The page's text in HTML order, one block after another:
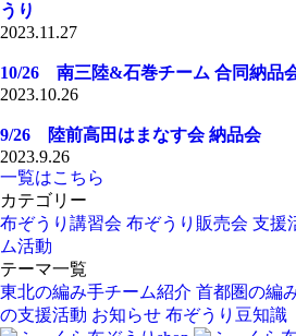
うり
2023.11.27
10/26 南三陸&石巻チーム 合同納品
2023.10.26
9/26 陸前高田はまなす会 納品会
2023.9.26
一覧はこちら
カテゴリー
布ぞうり講習会 布ぞうり販売会 支援
ム活動
テーマ一覧
東北の編み手チーム紹介 首都圏の編
の支援活動 お知らせ 布ぞうり豆知識